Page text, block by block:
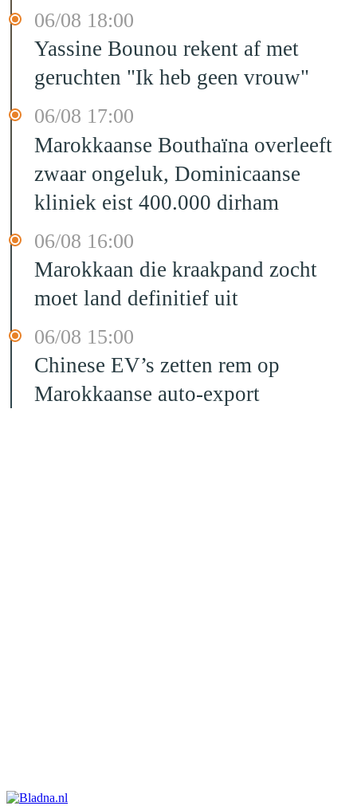
06/08 18:00
Yassine Bounou rekent af met
geruchten "Ik heb geen vrouw"
06/08 17:00
Marokkaanse Bouthaïna overleeft
zwaar ongeluk, Dominicaanse
kliniek eist 400.000 dirham
06/08 16:00
Marokkaan die kraakpand zocht
moet land definitief uit
06/08 15:00
Chinese EV’s zetten rem op
Marokkaanse auto-export